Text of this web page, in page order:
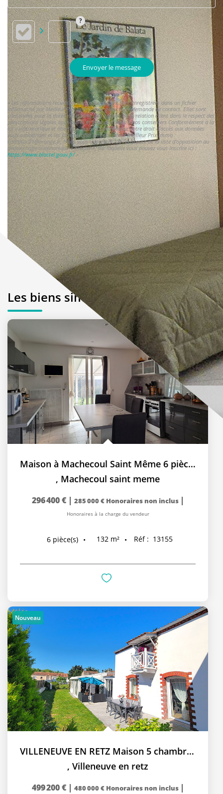
Envoyer le message
« Les informations recueillies sur ce formulaire sont enregistrées dans un fichier
informatisé par Meilleur Prix Immo pour gérer votre demande de contact. Elles sont
conservées pour la durée nécessaire à la gestion de la relation client dans le respect des
prescriptions légales applicables et sont destinées à nos conseillers Conformément à la
loi « informatique et libertés », vous pouvez exercer votre droit d'accès aux données
vous concernant et les faire rectifier en contactant Meilleur Prix Immo
comptac21@orange.fr. Nous vous informons de l'existence de la liste d'opposition au
démarchage téléphonique « Bloctel », sur laquelle vous pouvez vous inscrire ici :
https://www.bloctel.gouv.fr/»
Les biens similaires
Maison à Machecoul Saint Même 6 pièce(s) 131.54 m2
, Machecoul saint meme
296 400 € | 285 000 € Honoraires non inclus |
Honoraires à la charge du vendeur
6 pièce(s) 132 m² Réf : 13155
Nouveau
VILLENEUVE EN RETZ Maison 5 chambres
, Villeneuve en retz
499 200 € | 480 000 € Honoraires non inclus |